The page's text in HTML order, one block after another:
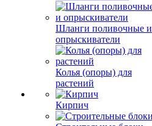
Шланги поливочные и
опрыскиватели
Колья (опоры) для
растений
Кирпич